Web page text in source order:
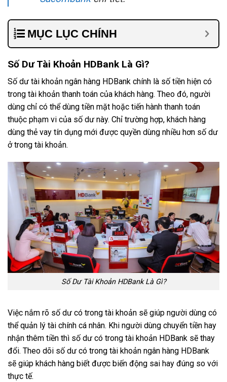
MỤC LỤC CHÍNH
Số Dư Tài Khoản HDBank Là Gì?
Số dư tài khoản ngân hàng HDBank chính là số tiền hiện có
trong tài khoản thanh toán của khách hàng. Theo đó, người
dùng chỉ có thể dùng tiền mặt hoặc tiến hành thanh toán
thuộc phạm vi của số dư này. Chỉ trường hợp, khách hàng
dùng thẻ vay tín dụng mới được quyền dùng nhiều hơn số dư
ở trong tài khoản.
Số Dư Tài Khoản HDBank Là Gì?
Việc nắm rõ số dư có trong tài khoản sẽ giúp người dùng có
thể quản lý tài chính cá nhân. Khi người dùng chuyển tiền hay
nhận thêm tiền thì số dư có trong tài khoản HDBank sẽ thay
đổi. Theo dõi số dư có trong tài khoản ngân hàng HDBank
sẽ giúp khách hàng biết được biến động sai hay đúng so với
thực tế.